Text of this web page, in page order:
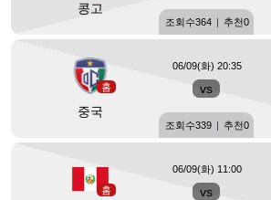
콩고
조회수364 | 추천0
홈
중국
vs
06/09(화) 20:35
조회수339 | 추천0
홈 vs
06/09(화) 11:00